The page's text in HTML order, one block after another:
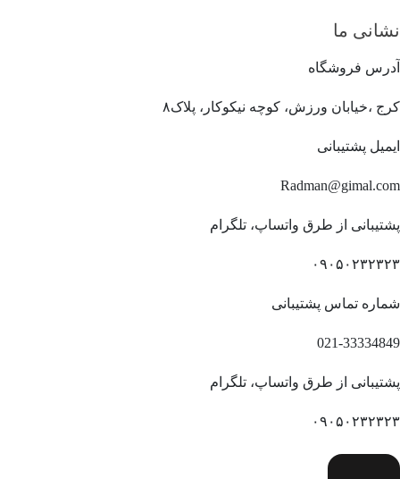
نشانی ما
آدرس فروشگاه
کرج ،خیابان ورزش، کوچه نیکوکار، پلاک۸
ایمیل پشتیبانی
Radman@gimal.com
پشتیبانی از طرق واتساپ، تلگرام
۰۹۰۵۰۲۳۲۳۲۳
شماره تماس پشتیبانی
021-33334849
پشتیبانی از طرق واتساپ، تلگرام
۰۹۰۵۰۲۳۲۳۲۳